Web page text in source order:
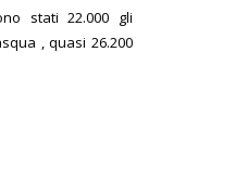
stati 22.000 gli
, quasi 26.200